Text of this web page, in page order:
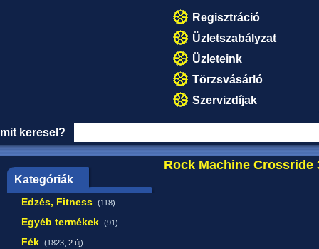
Regisztráció
Üzletszabályzat
Üzleteink
Törzsvásárló
Szervizdíjak
mit keresel?
Kategóriák
Edzés, Fitness (118)
Egyéb termékek (91)
Fék (1823, 2 új)
Rock Machine Crossride